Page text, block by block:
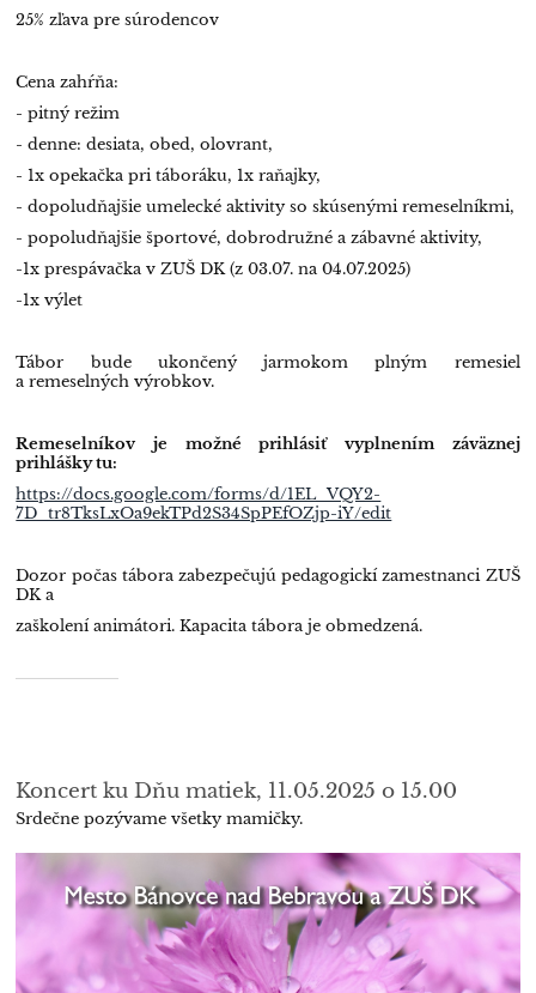
25% zľava pre súrodencov
Cena zahŕňa:
- pitný režim
- denne: desiata, obed, olovrant,
- 1x opekačka pri táboráku, 1x raňajky,
- dopoludňajšie umelecké aktivity so skúsenými remeselníkmi,
- popoludňajšie športové, dobrodružné a zábavné aktivity,
-1x prespávačka v ZUŠ DK (z 03.07. na 04.07.2025)
-1x výlet
Tábor bude ukončený jarmokom plným remesiel
a remeselných výrobkov.
Remeselníkov je možné prihlásiť vyplnením záväznej
prihlášky tu:
https://docs.google.com/forms/d/1EL_VQY2-
7D_tr8TksLxOa9ekTPd2S34SpPEfOZjp-iY/edit
Dozor počas tábora zabezpečujú pedagogickí zamestnanci ZUŠ
DK a
zaškolení animátori. Kapacita tábora je obmedzená.
Koncert ku Dňu matiek, 11.05.2025 o 15.00
Srdečne pozývame všetky mamičky.